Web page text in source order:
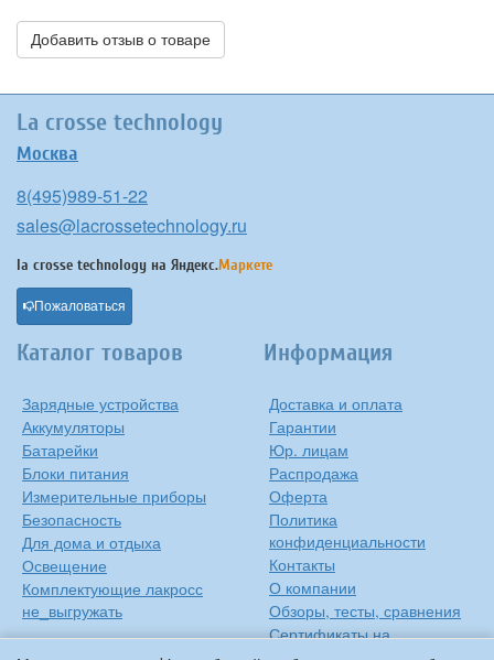
Добавить отзыв о товаре
La crosse technology
Москва
8(495)989-51-22
sales@lacrossetechnology.ru
la crosse technology на Яндекс.Маркете
Пожаловаться
Каталог товаров
Зарядные устройства
Аккумуляторы
Батарейки
Блоки питания
Измерительные приборы
Безопасность
Для дома и отдыха
Освещение
Комплектующие лакросс
не_выгружать
Информация
Доставка и оплата
Гарантии
Юр. лицам
Распродажа
Оферта
Политика
конфиденциальности
Контакты
О компании
Обзоры, тесты, сравнения
Сертификаты на
продукцию